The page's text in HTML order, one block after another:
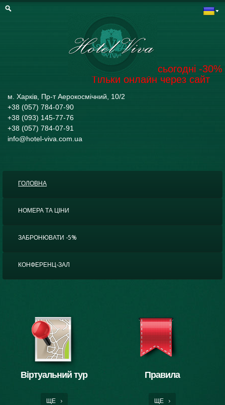
м. Харків, Пр-т Аерокосмічний, 10/2
+38 (057) 784-07-90
+38 (093) 145-77-76
+38 (057) 784-07-91
info@hotel-viva.com.ua
Забронювати на сьогодні -30%
Тільки онлайн через сайт
ГОЛОВНА
НОМЕРА ТА ЦІНИ
ЗАБРОНЮВАТИ -5%
КОНФЕРЕНЦ-ЗАЛ
Віртуальний тур
ЩЕ
Правила
ЩЕ